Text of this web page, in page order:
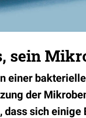
sein
einer
der
dass sich